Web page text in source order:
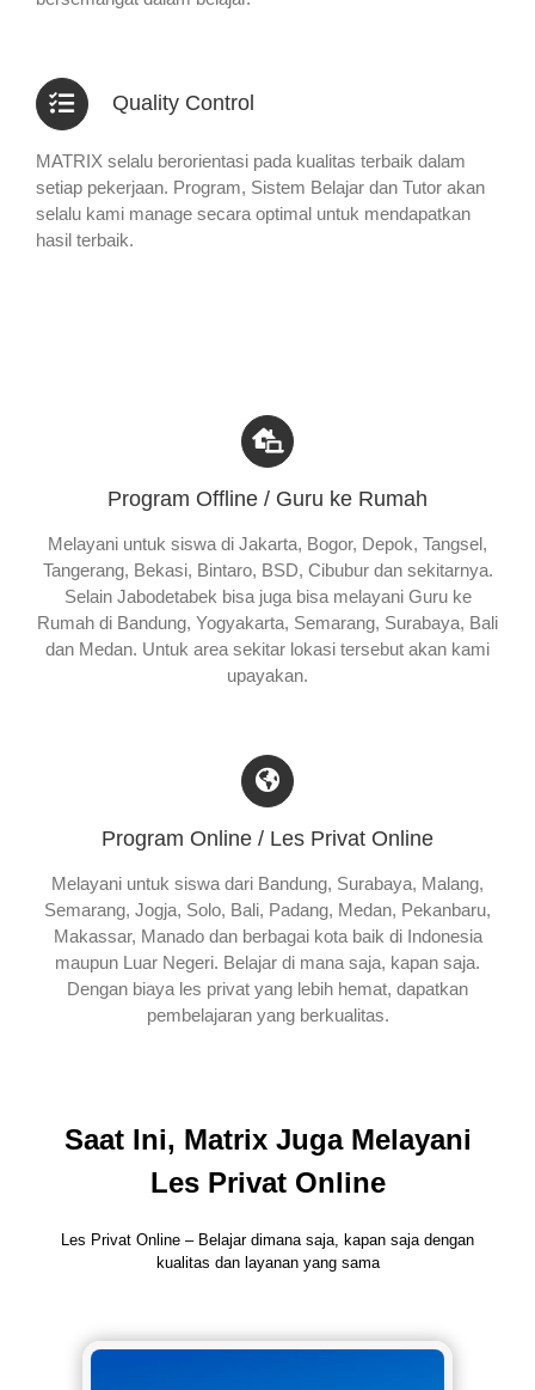
Quality Control
MATRIX selalu berorientasi pada kualitas terbaik dalam
setiap pekerjaan. Program, Sistem Belajar dan Tutor akan
selalu kami manage secara optimal untuk mendapatkan
hasil terbaik.
Program Offline / Guru ke Rumah
Melayani untuk siswa di Jakarta, Bogor, Depok, Tangsel,
Tangerang, Bekasi, Bintaro, BSD, Cibubur dan sekitarnya.
Selain Jabodetabek bisa juga bisa melayani Guru ke
Rumah di Bandung, Yogyakarta, Semarang, Surabaya, Bali
dan Medan. Untuk area sekitar lokasi tersebut akan kami
upayakan.
Program Online / Les Privat Online
Melayani untuk siswa dari Bandung, Surabaya, Malang,
Semarang, Jogja, Solo, Bali, Padang, Medan, Pekanbaru,
Makassar, Manado dan berbagai kota baik di Indonesia
maupun Luar Negeri. Belajar di mana saja, kapan saja.
Dengan biaya les privat yang lebih hemat, dapatkan
pembelajaran yang berkualitas.
Saat Ini, Matrix Juga Melayani
Les Privat Online
Les Privat Online – Belajar dimana saja, kapan saja dengan
kualitas dan layanan yang sama